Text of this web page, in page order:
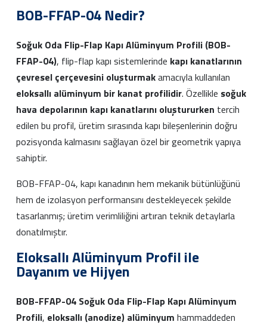
BOB-FFAP-04 Nedir?
Soğuk Oda Flip-Flap Kapı Alüminyum Profili (BOB-
FFAP-04), flip-flap kapı sistemlerinde kapı kanatlarının
çevresel çerçevesini oluşturmakamacıyla kullanılan
eloksallı alüminyum bir kanat profilidir. Özellikle soğuk
hava depolarının kapı kanatlarını oluştururken tercih
edilen bu profil, üretim sırasında kapı bileşenlerinin doğru
pozisyonda kalmasını sağlayan özel bir geometrik yapıya
sahiptir.
BOB-FFAP-04, kapı kanadının hem mekanik bütünlüğünü
hem de izolasyon performansını destekleyecek şekilde
tasarlanmış; üretim verimliliğini artıran teknik detaylarla
donatılmıştır.
Eloksallı Alüminyum Profil ile
Dayanım ve Hijyen
BOB-FFAP-04 Soğuk Oda Flip-Flap Kapı Alüminyum
Profili, eloksallı (anodize) alüminyum hammaddeden